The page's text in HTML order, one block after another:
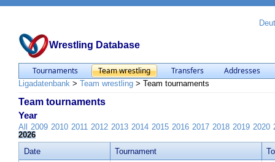
Wrestling Database
Tournaments Team wrestling Transfers Addresses
Ligadatenbank > Team wrestling > Team tournaments
Team tournaments
Year
All 2009 2010 2011 2012 2013 2014 2015 2016 2017 2018 2019 2020
2026
Date
Tournament